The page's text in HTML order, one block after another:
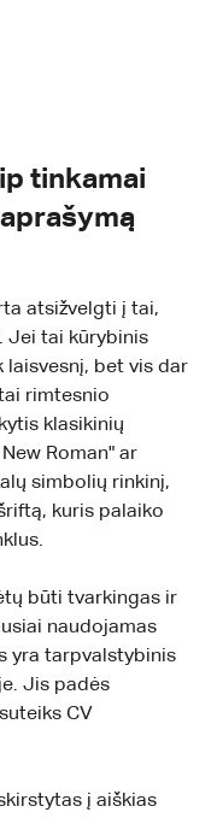
tinkamai
atsižvelgti į tai,
Jei tai kūrybinis
bet vis dar
rimtesnio
klasikinių
Roman" ar
simbolių rinkinį,
kuris palaiko
būti tvarkingas ir
naudojamas
yra tarpvalstybinis
Jis padės
CV
į aiškias